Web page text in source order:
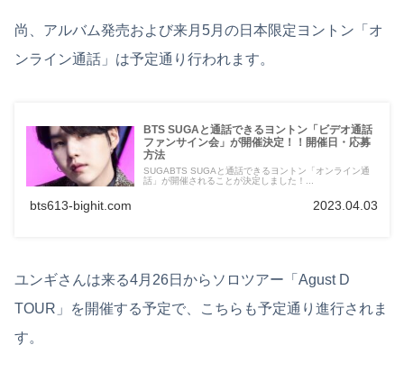
尚、アルバム発売および来月5月の日本限定ヨントン「オ
ンライン通話」は予定通り行われます。
BTS SUGAと通話できるヨントン「ビデオ通話
ファンサイン会」が開催決定！！開催日・応募
方法
SUGABTS SUGAと通話できるヨントン「オンライン通
話」が開催されることが決定しました！...
bts613-bighit.com 2023.04.03
ユンギさんは来る4月26日からソロツアー「Agust D
TOUR」を開催する予定で、こちらも予定通り進行されま
す。